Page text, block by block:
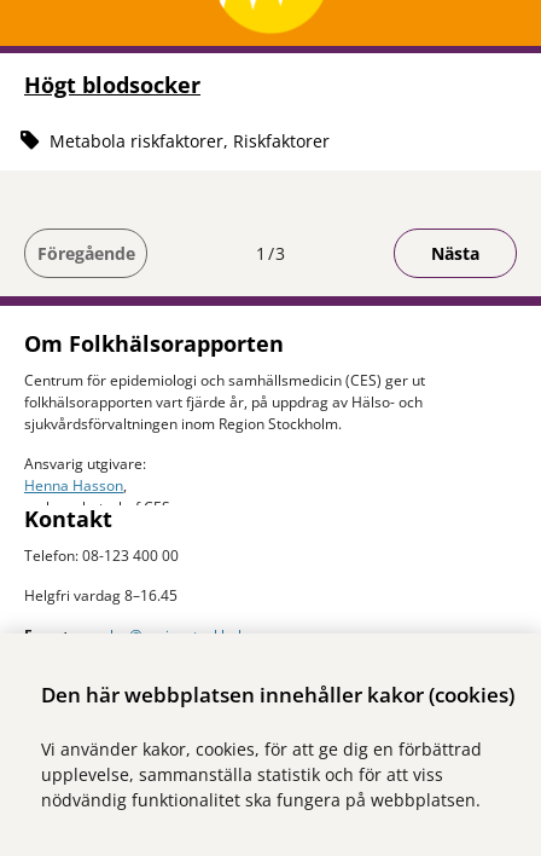
Den här webbplatsen innehåller kakor (cookies)
Vi använder kakor, cookies, för att ge dig en förbättrad
upplevelse, sammanställa statistik och för att viss
nödvändig funktionalitet ska fungera på webbplatsen.
Högt blodsocker
Metabola riskfaktorer, Riskfaktorer
Föregående Du är på sida
1 3 Nästa
Om Folkhälsorapporten
Centrum för epidemiologi och samhällsmedicin (CES) ger ut
folkhälsorapporten vart fjärde år, på uppdrag av Hälso- och
sjukvårdsförvaltningen inom Region Stockholm.
Ansvarig utgivare:
Henna Hasson,
verksamhetschef CES
Kontakt
Telefon: 08-123 400 00
Helgfri vardag 8–16.45
E-post:
ces.slso@regionstockholm.se
Mer folkhälsodata
Stockholms län. Sidan drivs av Centrum för epidemiologi och
samhällsmedicin inom Region Stockholm.
Besök webbplatsen